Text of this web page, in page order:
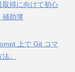
取得に向けて初心
補助簿
上で Git コマ
。